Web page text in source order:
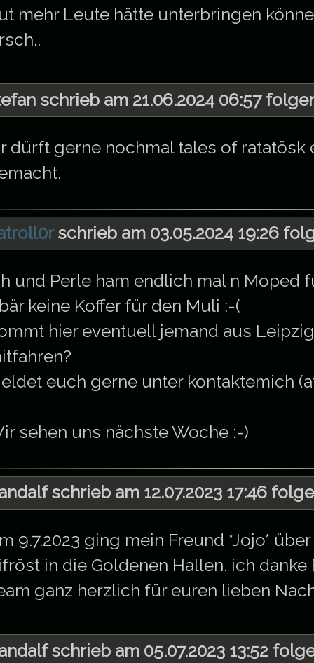
mehr Leute hätte unterbringen
schrieb am 21.06.2024 06:57
dürft gerne nochmal tales of ratatösk
schrieb am 03.05.2024 19:26
und Perle ham endlich mal n Moped
keine Koffer für den Muli :-(
hier eventuell jemand aus
euch gerne unter kontaktemich
sehen uns nächste Woche :-)
schrieb am 12.07.2023 17:46
9.7.2023 ging mein Freund *Jojo*
in die Goldenen Hallen. ich danke
ganz herzlich für euren lieben
schrieb am 05.07.2023 13:52